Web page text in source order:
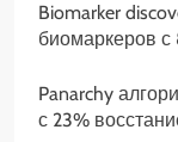
Biomarker
биомаркеров с
Panarchy
с 23%